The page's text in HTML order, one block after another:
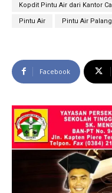
Kopdit Pintu Air dari Kantor
Pintu Air Pintu Air
Facebook